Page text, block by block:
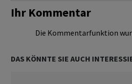
Ihr Kommentar
Die Kommentarfunktion
DAS KÖNNTE SIE AUCH